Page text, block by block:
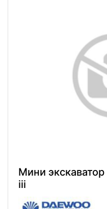
Мини экскаватор
iii